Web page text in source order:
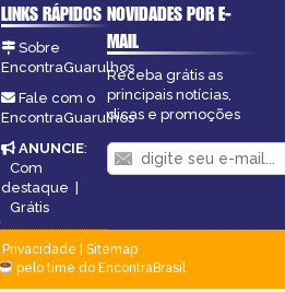
LINKS RÁPIDOS
Sobre
EncontraGuarulhos
Fale com o
EncontraGuarulhos
ANUNCIE:
Com
destaque
Grátis
NOVIDADES POR E-
MAIL
Receba grátis as
principais notícias,
dicas e promoções
Privacidade
Sitemap
pelo time do EncontraBrasil